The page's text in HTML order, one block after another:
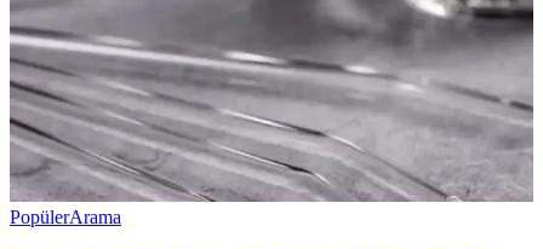
PopülerArama